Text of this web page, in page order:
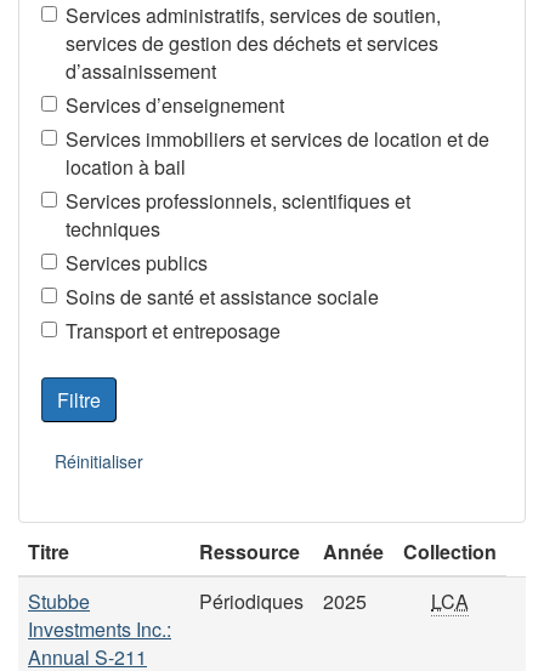
Services administratifs, services de soutien,
services de gestion des déchets et services
d’assainissement
Services d’enseignement
Services immobiliers et services de location et de
location à bail
Services professionnels, scientifiques et
techniques
Services publics
Soins de santé et assistance sociale
Transport et entreposage
Titre Ressource Année
Collection
Stubbe
Investments Inc.:
Annual S-211
Périodiques 2025 LCA